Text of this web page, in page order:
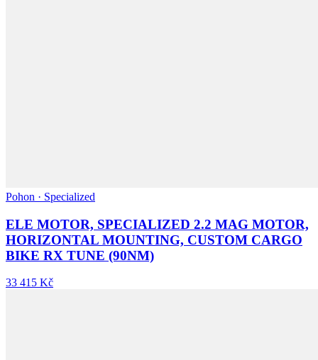
Pohon · Specialized
ELE MOTOR, SPECIALIZED 2.2 MAG MOTOR,
HORIZONTAL MOUNTING, CUSTOM CARGO
BIKE RX TUNE (90NM)
33 415 Kč